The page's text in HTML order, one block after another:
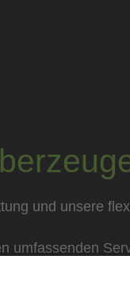
und unsere
umfassenden